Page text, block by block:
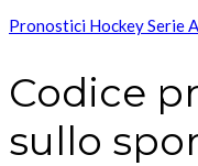
Pronostici Hockey Serie
Codice
sullo